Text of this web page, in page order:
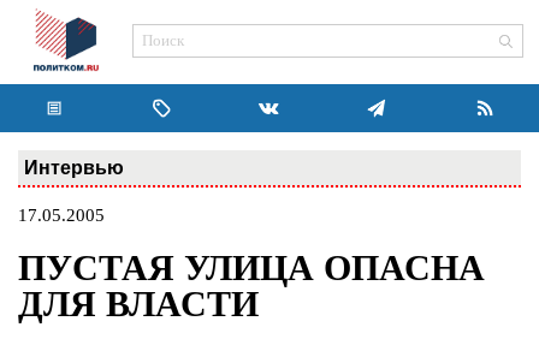
Интервью
17.05.2005
ПУСТАЯ УЛИЦА ОПАСНА
ДЛЯ ВЛАСТИ